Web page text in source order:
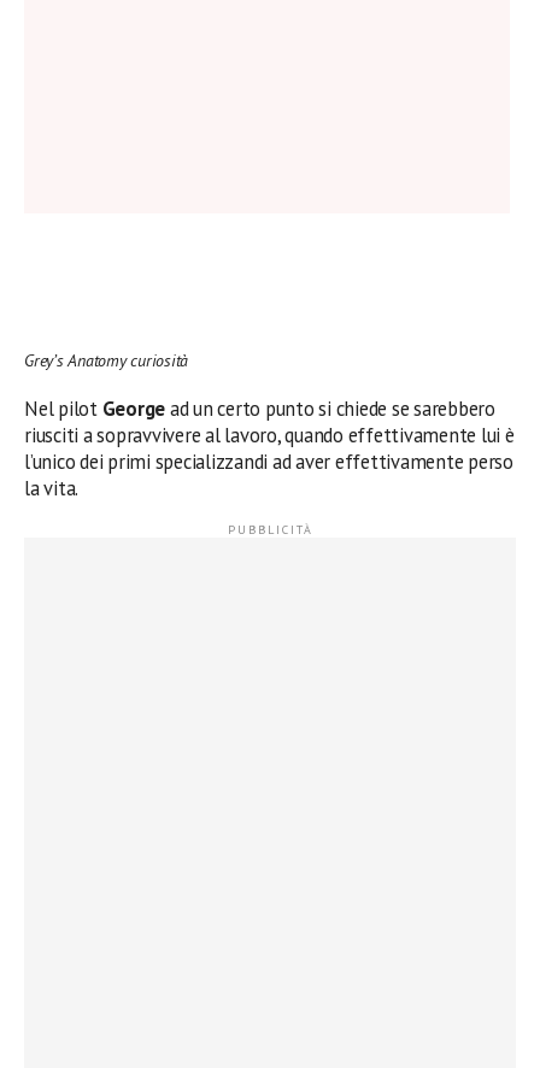
Grey’s Anatomy curiosità
Nel pilot Georgead un certo punto si chiede se sarebbero
riusciti a sopravvivere al lavoro, quando effettivamente lui è
l’unico dei primi specializzandi ad aver effettivamente perso
la vita.